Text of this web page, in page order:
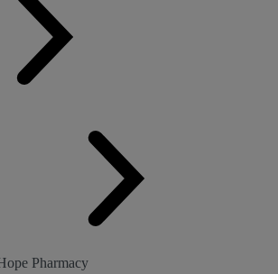
Pharmacy